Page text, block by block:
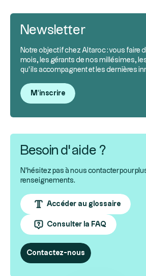
Newsletter
Notre objectif chez Altaroc : vous faire
mois, les gérants de nos millésimes,
qu’ils accompagnent et les dernières
M'inscrire
Besoin d’aide ?
N'hésitez pas à nous contacter pour
renseignements.
Accéder au glossaire
Consulter la FAQ
Contactez-nous